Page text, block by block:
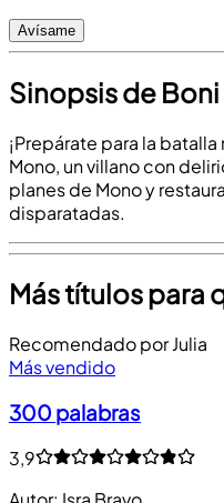
Avísame
Sinopsis de
¡Prepárate para la
Mono, un villano con
planes de Mono y
disparatadas.
Más títulos para
Recomendado por Julia
Más vendido
300 palabras
3,9